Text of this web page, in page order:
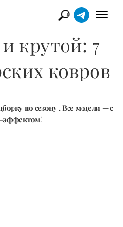
крутой: 7
ковров
по сезону . Все модели — с
эффектом!